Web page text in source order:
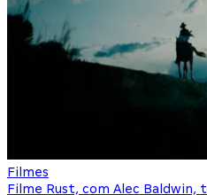
Filmes
Filme Rust, com Alec Baldwin,